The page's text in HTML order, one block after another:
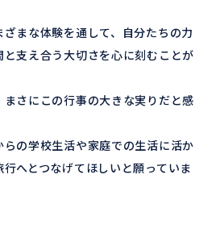
まな体験を通して、自分たちの力
支え合う大切さを心に刻むことが
さにこの行事の大きな実りだと感
の学校生活や家庭での生活に活か
へとつなげてほしいと願っていま